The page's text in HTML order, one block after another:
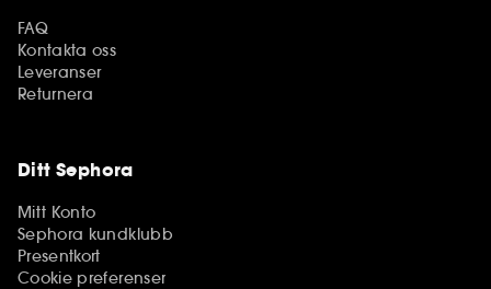
FAQ
Kontakta oss
Leveranser
Returnera
Ditt Sephora
Mitt Konto
Sephora kundklubb
Presentkort
Cookie preferenser